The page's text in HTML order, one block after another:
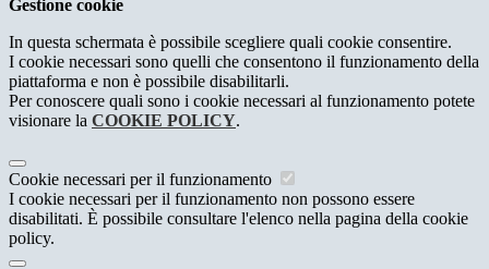
Gestione cookie
In questa schermata è possibile scegliere quali cookie consentire.
I cookie necessari sono quelli che consentono il funzionamento della
piattaforma e non è possibile disabilitarli.
Per conoscere quali sono i cookie necessari al funzionamento potete
visionare la COOKIE POLICY.
Cookie necessari per il funzionamento
I cookie necessari per il funzionamento non possono essere
disabilitati. È possibile consultare l'elenco nella pagina della cookie
policy.